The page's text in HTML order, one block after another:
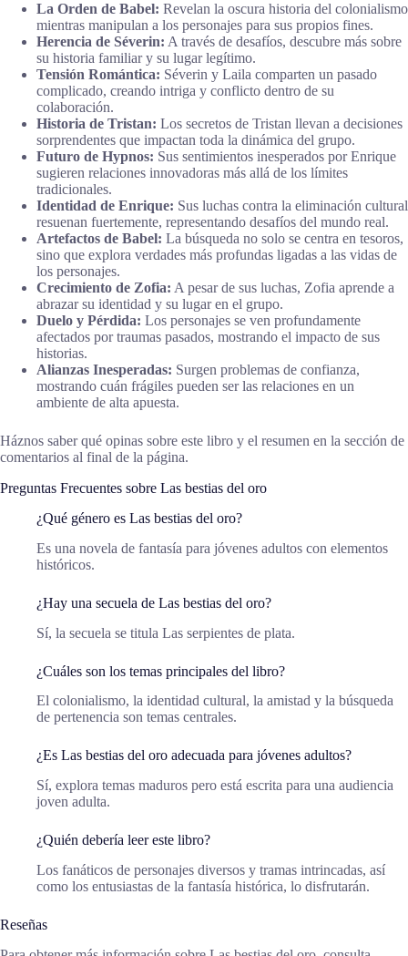
La Orden de Babel: Revelan la oscura historia del colonialismo
mientras manipulan a los personajes para sus propios fines.
Herencia de Séverin: A través de desafíos, descubre más sobre
su historia familiar y su lugar legítimo.
Tensión Romántica: Séverin y Laila comparten un pasado
complicado, creando intriga y conflicto dentro de su
colaboración.
Historia de Tristan: Los secretos de Tristan llevan a decisiones
sorprendentes que impactan toda la dinámica del grupo.
Futuro de Hypnos: Sus sentimientos inesperados por Enrique
sugieren relaciones innovadoras más allá de los límites
tradicionales.
Identidad de Enrique: Sus luchas contra la eliminación cultural
resuenan fuertemente, representando desafíos del mundo real.
Artefactos de Babel: La búsqueda no solo se centra en tesoros,
sino que explora verdades más profundas ligadas a las vidas de
los personajes.
Crecimiento de Zofia: A pesar de sus luchas, Zofia aprende a
abrazar su identidad y su lugar en el grupo.
Duelo y Pérdida: Los personajes se ven profundamente
afectados por traumas pasados, mostrando el impacto de sus
historias.
Alianzas Inesperadas: Surgen problemas de confianza,
mostrando cuán frágiles pueden ser las relaciones en un
ambiente de alta apuesta.
Háznos saber qué opinas sobre este libro y el resumen en la sección de
comentarios al final de la página.
Preguntas Frecuentes sobre Las bestias del oro
¿Qué género es Las bestias del oro?
Es una novela de fantasía para jóvenes adultos con elementos
históricos.
¿Hay una secuela de Las bestias del oro?
Sí, la secuela se titula Las serpientes de plata.
¿Cuáles son los temas principales del libro?
El colonialismo, la identidad cultural, la amistad y la búsqueda
de pertenencia son temas centrales.
¿Es Las bestias del oro adecuada para jóvenes adultos?
Sí, explora temas maduros pero está escrita para una audiencia
joven adulta.
¿Quién debería leer este libro?
Los fanáticos de personajes diversos y tramas intrincadas, así
como los entusiastas de la fantasía histórica, lo disfrutarán.
Reseñas